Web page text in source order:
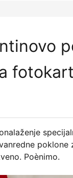
Poènimo.